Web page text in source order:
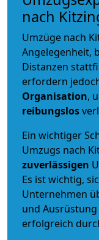
nach
Umzüge nach
Angelegenheit,
Distanzen
erfordern
Organisation,
reibungslos
Ein wichtiger
Umzugs nach
zuverlässigen
Es ist wichtig,
Unternehmen
und
erfolgreich